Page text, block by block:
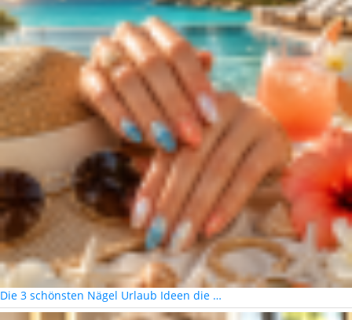
Die 3 schönsten Nägel Urlaub Ideen die …